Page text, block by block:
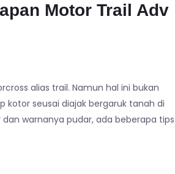
Motor Trail Adv
alias trail. Namun hal ini bukan
seusai diajak bergaruk tanah di
warnanya pudar, ada beberapa tips